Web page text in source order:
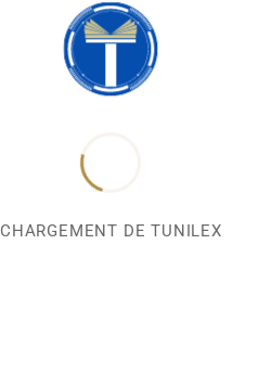
CHARGEMENT DE TUNILEX